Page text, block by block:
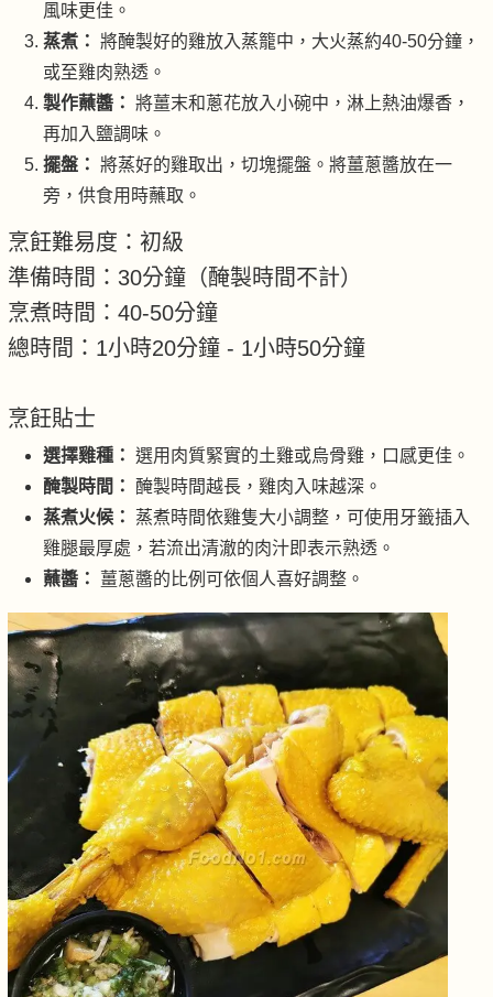
風味更佳。
蒸煮： 將醃製好的雞放入蒸籠中，大火蒸約40-50分鐘，
或至雞肉熟透。
製作蘸醬： 將薑末和蔥花放入小碗中，淋上熱油爆香，
再加入鹽調味。
擺盤： 將蒸好的雞取出，切塊擺盤。將薑蔥醬放在一
旁，供食用時蘸取。
烹飪難易度：初級
準備時間：30分鐘（醃製時間不計）
烹煮時間：40-50分鐘
總時間：1小時20分鐘 - 1小時50分鐘
烹飪貼士
選擇雞種： 選用肉質緊實的土雞或烏骨雞，口感更佳。
醃製時間：
醃製時間越長，雞肉入味越深。
蒸煮火候：
蒸煮時間依雞隻大小調整，可使用牙籤插入
雞腿最厚處，若流出清澈的肉汁即表示熟透。
蘸醬：
薑蔥醬的比例可依個人喜好調整。